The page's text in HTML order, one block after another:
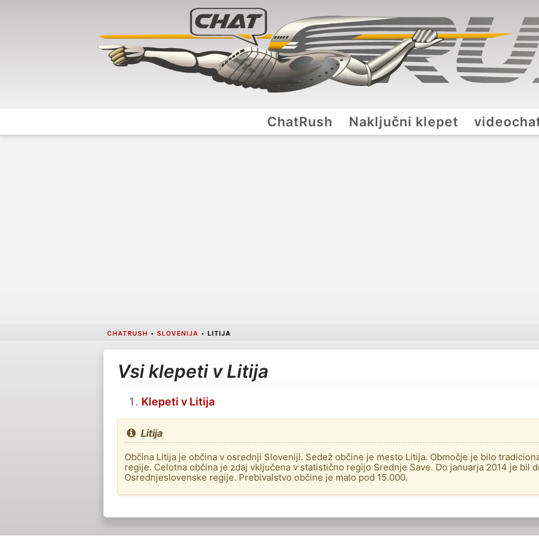
ChatRush Naključni klepet
CHATRUSH • SLOVENIJA • LITIJA
Vsi klepeti v Litija
Klepeti v Litija
Litija
Občina Litija je občina v osrednji Sloveniji. Sedež občine je mesto Litija. Območje je bilo
regije. Celotna občina je zdaj vključena v statistično regijo Srednje Save. Do januarja 2014 je bil
Osrednjeslovenske regije. Prebivalstvo občine je malo pod 15.000.